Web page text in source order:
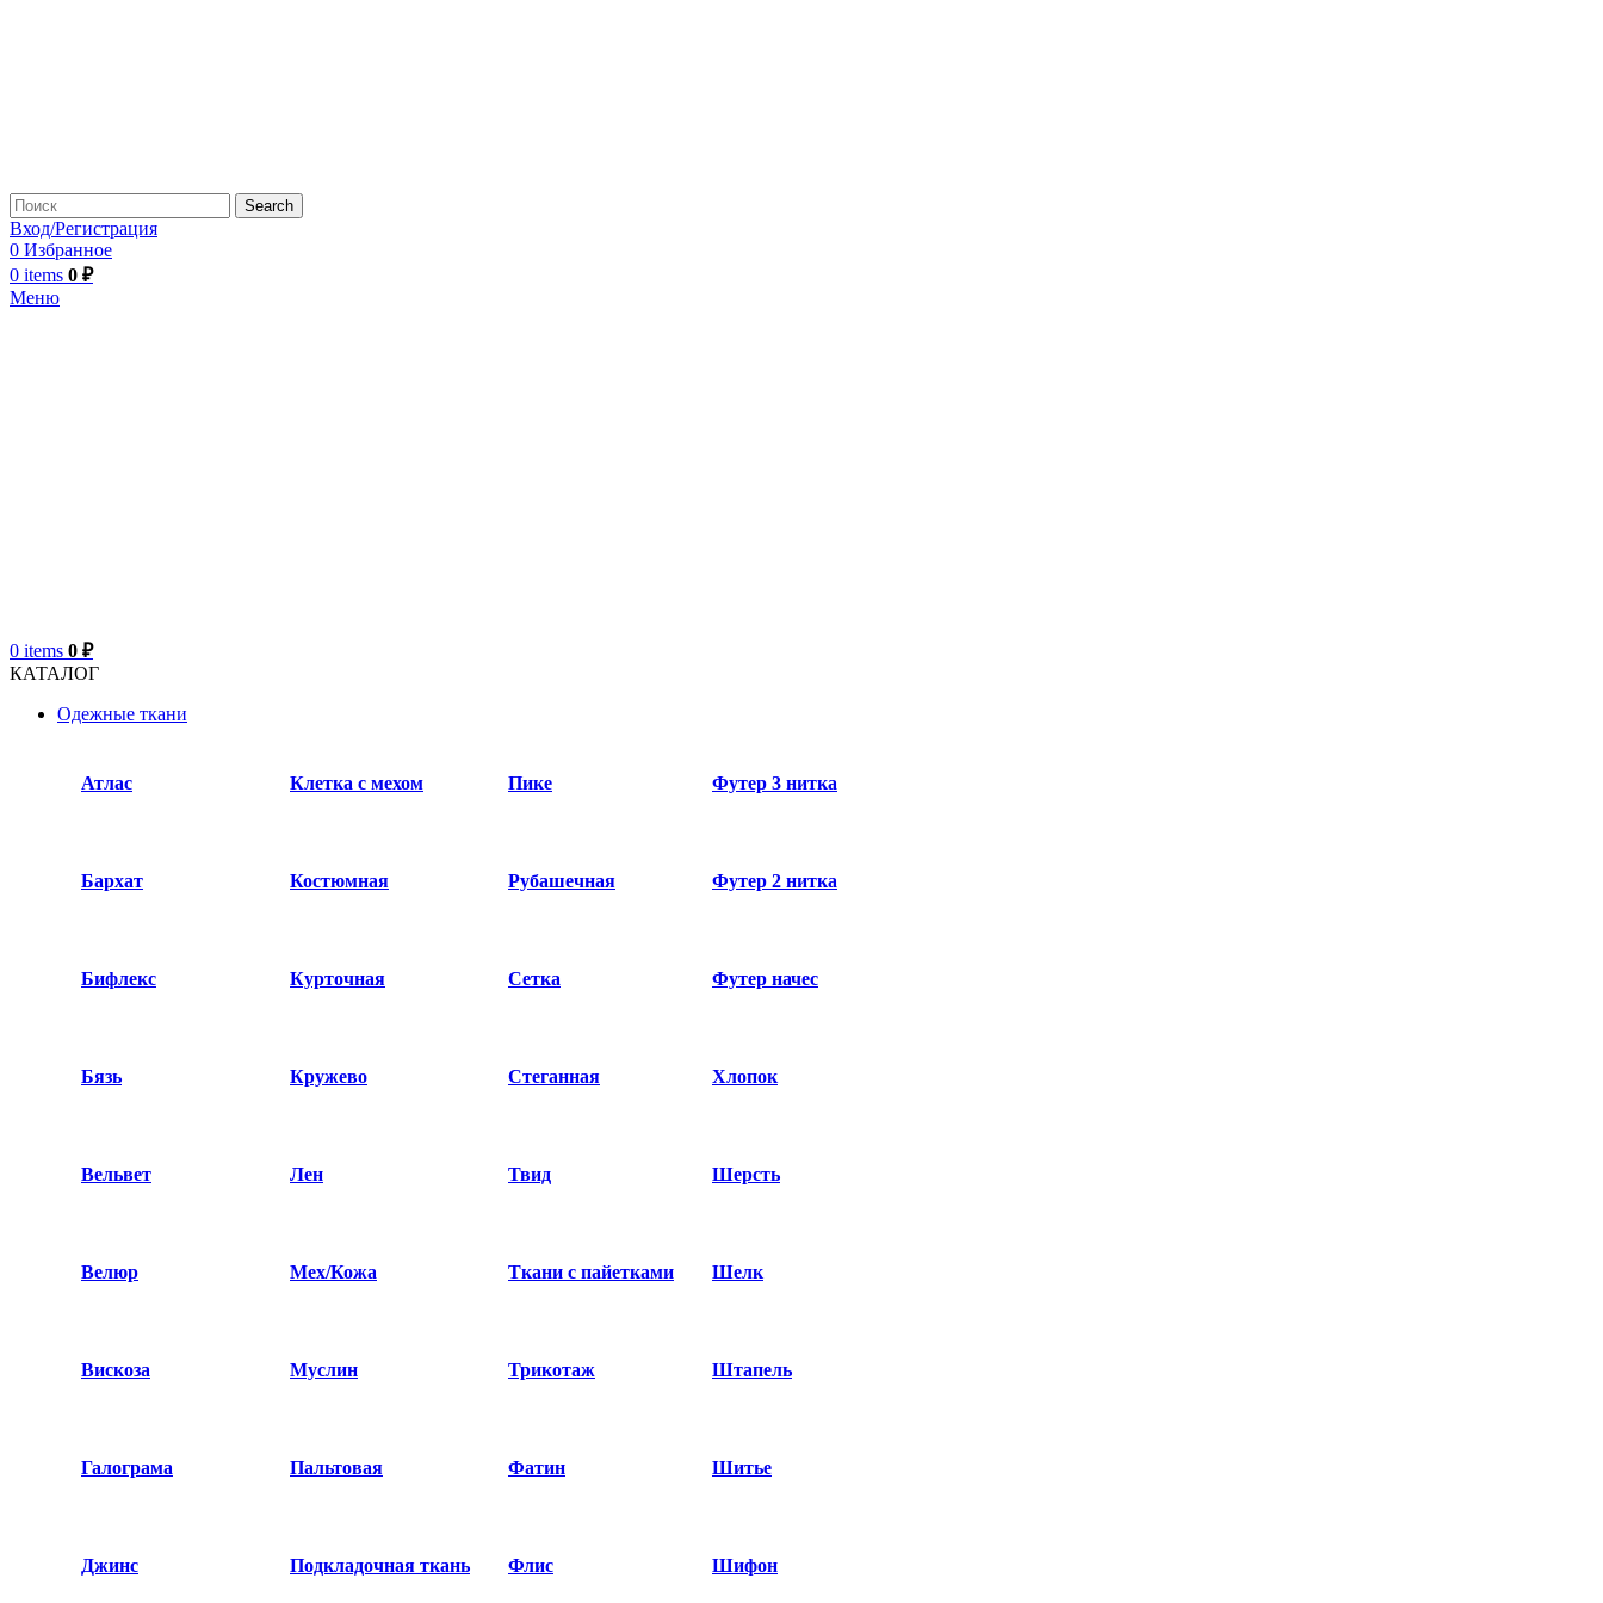
Search
Вход/Регистрация
0 Избранное
0 items 0 ₽
Меню
0 items 0 ₽
КАТАЛОГ
Одежные ткани
Атлас Клетка с мехом Пике Футер 3 нитка
Бархат​ Костюмная Рубашечная Футер 2 нитка
Бифлекс Курточная Сетка Футер начес
Бязь Кружево Стеганная Хлопок
Вельвет Лен Твид Шерсть
Велюр Мех/Кожа Ткани с пайетками Шелк
Вискоза Муслин Трикотаж Штапель
Галограма Пальтовая Фатин Шитье
Джинс Подкладочная ткань Флис Шифон